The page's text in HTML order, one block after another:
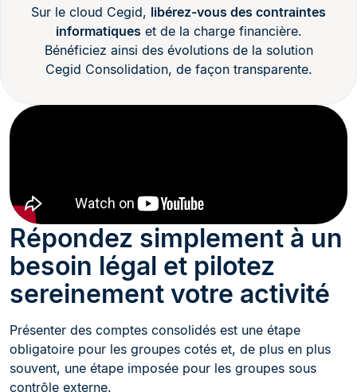
Sur le cloud Cegid, libérez-vous des contraintes
informatiques et de la charge financière.
Bénéficiez ainsi des évolutions de la solution
Cegid Consolidation, de façon transparente.
Répondez simplement à un
besoin légal et pilotez
sereinement votre activité
Présenter des comptes consolidés est une étape
obligatoire pour les groupes cotés et, de plus en plus
souvent, une étape imposée pour les groupes sous
contrôle externe.